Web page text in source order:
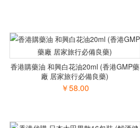
香港購藥油 和興白花油20ml (香港GMP藥
廠 居家旅行必備良藥)
￥58.00